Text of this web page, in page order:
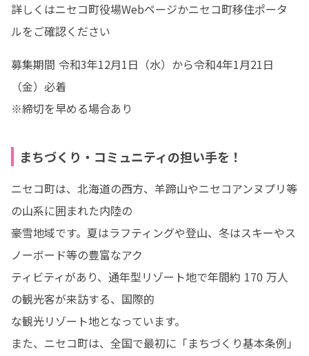
詳しくはニセコ町役場Webページかニセコ町移住ポータ
ルをご確認ください
募集期間 令和3年12月1日（水）から令和4年1月21日
（金）必着
※締切を早める場合あり
まちづくり・コミュニティの担い手を！
ニセコ町は、北海道の西方、羊蹄山やニセコアンヌプリ等
の山系に囲まれた内陸の
豪雪地域です。夏はラフティングや登山、冬はスキーやス
ノーボード等の豊富なアク
ティビティがあり、通年型リゾート地で年間約 170 万人
の観光客が来訪する、国際的
な観光リゾート地となっています。
また、ニセコ町は、全国で最初に「まちづくり基本条例」